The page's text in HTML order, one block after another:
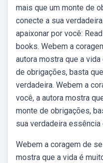
mais que um monte de
conecte a sua
apaixonar por você:
books. Webem a
autora mostra que a
de obrigações, basta
verdadeira. Webem a
você, a autora mostra
monte de obrigações,
sua verdadeira essência
Webem a coragem de
mostra que a vida é